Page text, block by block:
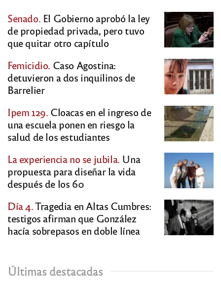
Senado. El Gobierno aprobó la ley
de propiedad privada, pero tuvo
que quitar otro capítulo
Femicidio. Caso Agostina:
detuvieron a dos inquilinos de
Barrelier
Ipem 129. Cloacas en el ingreso de
una escuela ponen en riesgo la
salud de los estudiantes
La experiencia no se jubila. Una
propuesta para diseñar la vida
después de los 60
Día 4.Tragedia en Altas Cumbres:
testigos afirman que González
hacía sobrepasos en doble línea
Últimas destacadas